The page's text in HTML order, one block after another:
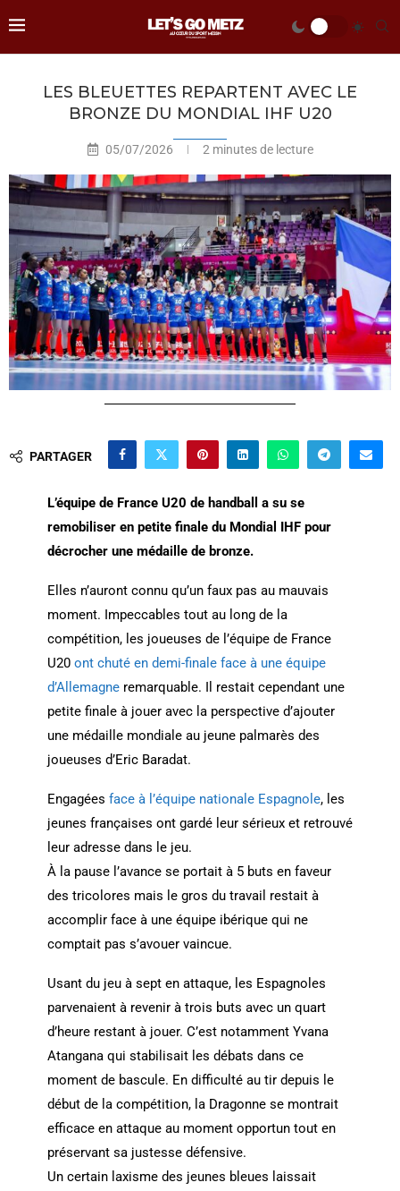
LES BLEUETTES REPARTENT AVEC LE
BRONZE DU MONDIAL IHF U20
05/07/2026 2 minutes de lecture
PARTAGER
L’équipe de France U20 de handball a su se
remobiliser en petite finale du Mondial IHF pour
décrocher une médaille de bronze.
Elles n’auront connu qu’un faux pas au mauvais
moment. Impeccables tout au long de la
compétition, les joueuses de l’équipe de France
U20 ont chuté en demi-finale face à une équipe
d’Allemagneremarquable. Il restait cependant une
petite finale à jouer avec la perspective d’ajouter
une médaille mondiale au jeune palmarès des
joueuses d’Eric Baradat.
Engagées face à l’équipe nationale Espagnole, les
jeunes françaises ont gardé leur sérieux et retrouvé
leur adresse dans le jeu.
À la pause l’avance se portait à 5 buts en faveur
des tricolores mais le gros du travail restait à
accomplir face à une équipe ibérique qui ne
comptait pas s’avouer vaincue.
Usant du jeu à sept en attaque, les Espagnoles
parvenaient à revenir à trois buts avec un quart
d’heure restant à jouer. C’est notamment Yvana
Atangana qui stabilisait les débats dans ce
moment de bascule. En difficulté au tir depuis le
début de la compétition, la Dragonne se montrait
efficace en attaque au moment opportun tout en
préservant sa justesse défensive.
Un certain laxisme des jeunes bleues laissait